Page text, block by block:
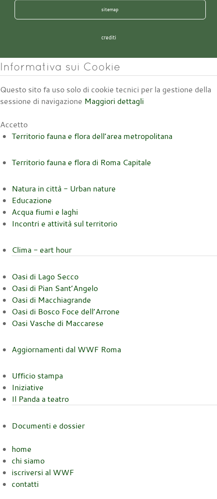
sitemap
crediti
Informativa sui Cookie
Questo sito fa uso solo di cookie tecnici per la gestione della
sessione di navigazione Maggiori dettagli
Accetto
Territorio fauna e flora dell’area metropolitana
Territorio fauna e flora di Roma Capitale
Natura in città - Urban nature
Educazione
Acqua fiumi e laghi
Incontri e attività sul territorio
Clima - eart hour
Oasi di Lago Secco
Oasi di Pian Sant’Angelo
Oasi di Macchiagrande
Oasi di Bosco Foce dell’Arrone
Oasi Vasche di Maccarese
Aggiornamenti dal WWF Roma
Ufficio stampa
Iniziative
Il Panda a teatro
Documenti e dossier
home
chi siamo
iscriversi al WWF
contatti